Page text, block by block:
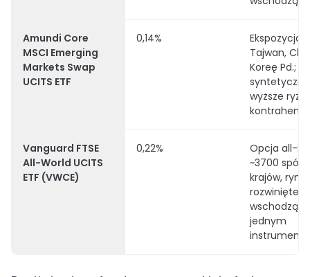
Amundi Core
MSCI Emerging
Markets Swap
UCITS ETF
0,14%
Ekspozycja
Tajwan,
Koreę Pd.;
wyższe
kontrahenta
Vanguard FTSE
All-World UCITS
ETF (VWCE)
0,22%
Opcja all-
~3700
krajów, rynki
rozwinięte i
jednym